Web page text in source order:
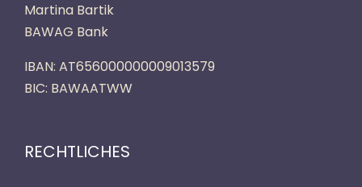
Martina Bartik
BAWAG Bank
IBAN: AT656000000009013579
BIC: BAWAATWW
RECHTLICHES